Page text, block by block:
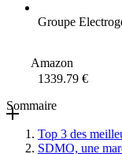
Groupe
Amazon
1339.79 €
Sommaire
Top 3 des
SDMO, une